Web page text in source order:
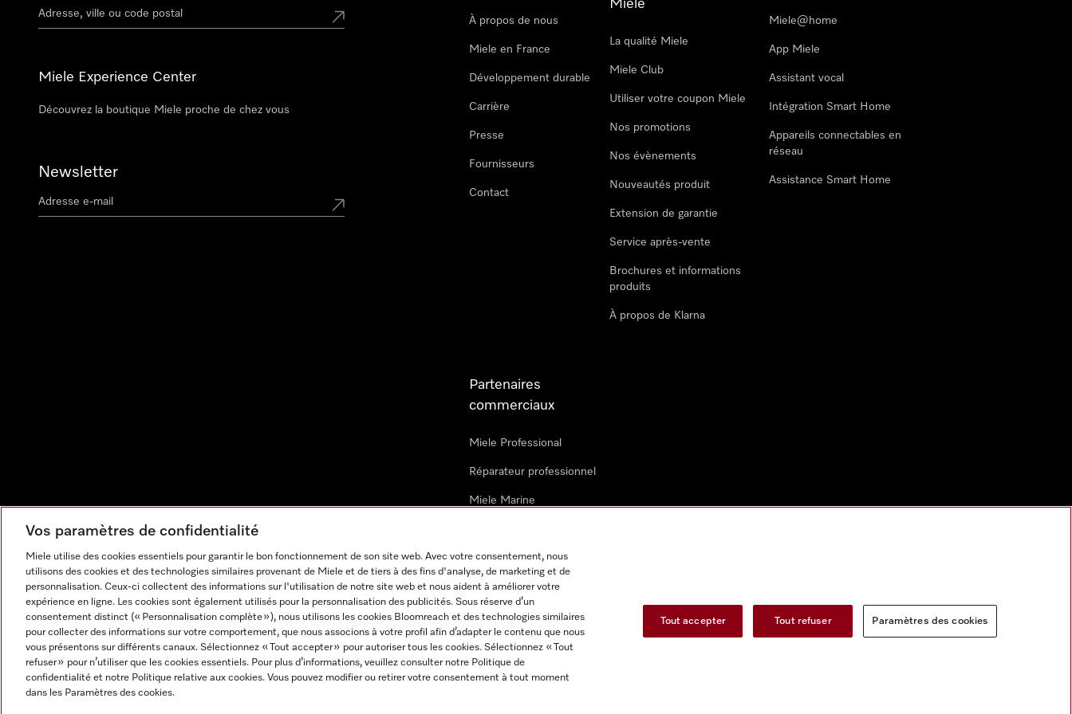
Miele Experience Center
Découvrez la boutique Miele proche de chez vous
Newsletter
À propos de nous
Miele en France
Développement durable
Carrière
Presse
Fournisseurs
Contact
Miele
La qualité Miele
Miele Club
Utiliser votre coupon Miele
Nos promotions
Nos évènements
Nouveautés produit
Extension de garantie
Service après-vente
Brochures et informations
produits
À propos de Klarna
Miele@home
App Miele
Assistant vocal
Intégration Smart Home
Appareils connectables en
réseau
Assistance Smart Home
Partenaires
commerciaux
Miele Professional
Réparateur professionnel
Miele Marine
Revendeurs
Mentions légales CGV Protection des données Conditions d'utilisation Déclaration d'accessibilité
Paramètres des cookies
Vos paramètres de confidentialité
Miele utilise des cookies essentiels pour garantir le bon fonctionnement de son site web. Avec votre consentement, nous
utilisons des cookies et des technologies similaires provenant de Miele et de tiers à des fins d'analyse, de marketing et de
personnalisation. Ceux-ci collectent des informations sur l'utilisation de notre site web et nous aident à améliorer votre
expérience en ligne. Les cookies sont également utilisés pour la personnalisation des publicités. Sous réserve d’un
consentement distinct (« Personnalisation complète »), nous utilisons les cookies Bloomreach et des technologies similaires
pour collecter des informations sur votre comportement, que nous associons à votre profil afin d’adapter le contenu que nous
vous présentons sur différents canaux. Sélectionnez « Tout accepter » pour autoriser tous les cookies. Sélectionnez « Tout
refuser » pour n’utiliser que les cookies essentiels. Pour plus d’informations, veuillez consulter notre Politique de
confidentialité et notre Politique relative aux cookies. Vous pouvez modifier ou retirer votre consentement à tout moment
dans les Paramètres des cookies.
Tout accepter Tout refuser Paramètres des cookies